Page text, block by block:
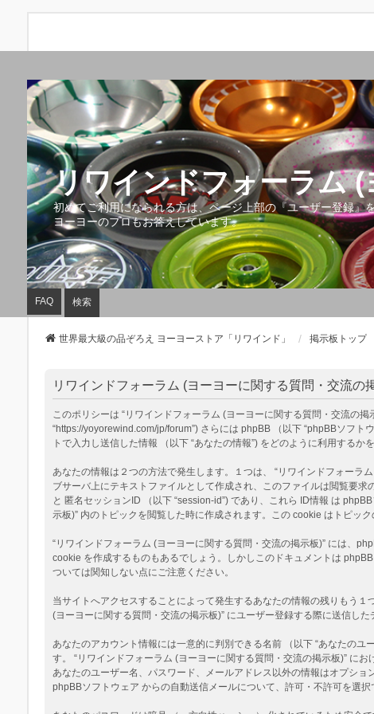
リワインドフォーラム
初めてご利用になられる方は、ページ上部の『ユーザー登録』
ヨーヨーのプロもお答えしています。
FAQ 検索
世界最大級の品ぞろえ ヨーヨーストア「リワインド」 掲示板トップ
リワインドフォーラム (ヨーヨーに関する質問・交流の
このポリシーは “リワインドフォーラム (ヨーヨーに関する質問・交流の掲
“https://yoyorewind.com/jp/forum”) さらには phpBB （以下 “phpBBソフト
トで入力し送信した情報 （以下 “あなたの情報”) をどのように利用するか
あなたの情報は２つの方法で発生します。１つは、 “リワインドフォー
ブサーバ上にテキストファイルとして作成され、このファイルは閲覧要
と 匿名セッションID （以下 “session-id”) であり、これら ID情報 は
示板)” 内のトピックを閲覧した時に作成されます。この cookie はトピッ
“リワインドフォーラム (ヨーヨーに関する質問・交流の掲示板)” には、
cookie を作成するものもあるでしょう。しかしこのドキュメントは
ついては関知しない点にご注意ください。
当サイトへアクセスすることによって発生するあなたの情報の残りもう
(ヨーヨーに関する質問・交流の掲示板)” にユーザー登録する際に送信し
あなたのアカウント情報には一意的に判別できる名前 （以下 “あなたのユ
す。 “リワインドフォーラム (ヨーヨーに関する質問・交流の掲示板)” に
あなたのユーザー名、パスワード、メールアドレス以外の情報はオプシ
phpBBソフトウェア からの自動送信メールについて、許可・不許可を選択